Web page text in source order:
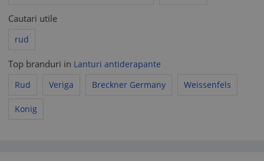
Cautari utile
rud
Top branduri in Lanturi antiderapante
Rud
Veriga Breckner Germany Weissenfels
Konig